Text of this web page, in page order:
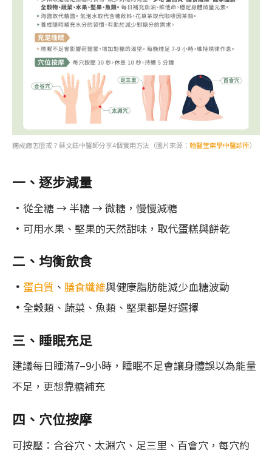
糖成癮怎麼戒？蘇文鈺中醫師分享4個實用方法（圖片來源： 翰醫堂崇學中醫診所）
一、逐步減量
•從全糖 → 半糖 → 微糖，慢慢減糖
•可用水果、堅果的天然甜味，取代蛋糕與餅乾
二、均衡飲食
• 蛋白質 、 膳食纖維與健康脂肪能減少血糖波動
• 全穀類、蔬菜、魚類、堅果都是好選擇
三、睡眠充足
建議每日睡滿7–9小時，睡眠不足會讓身體誤以為能量
不足，更想靠糖補充
四、穴位按摩
可按壓：合谷穴、太淵穴、足三里、百會穴，每穴約